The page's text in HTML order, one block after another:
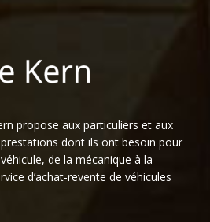
propose aux particuliers et aux
dont ils ont besoin pour
de la mécanique à la
d’achat-revente de véhicules